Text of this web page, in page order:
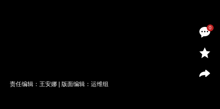
0
责任编辑：王安娜 | 版面编辑：运维组